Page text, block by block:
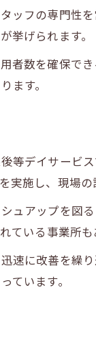
ッフの専門性
挙げられます。
者数を確保で
ます。
等デイサービ
施し、現場
ュアップを図
いる事業所も
速に改善を繰
ています。